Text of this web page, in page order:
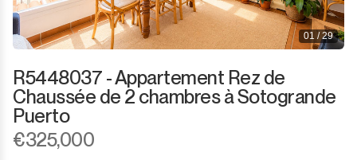
01 / 29
R5448037 - Appartement Rez de
Chaussée de 2 chambres à Sotogrande
Puerto
€325,000